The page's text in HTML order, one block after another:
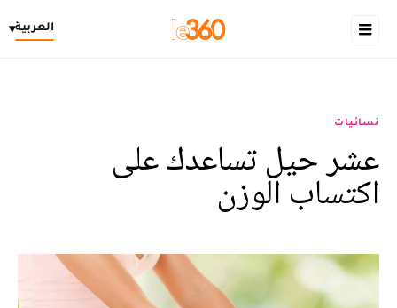
العربية▾
نسائيات
عشر حيل تساعدك على
اكتساب الوزن